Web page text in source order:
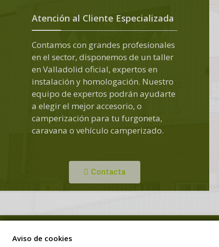
Atención al Cliente Especializada
Contamos con grandes profesionales
en el sector, disponemos de un taller
en Valladolid oficial, expertos en
instalación y homologación. Nuestro
equipo de expertos podrán ayudarte
a elegir el mejor accesorio, o
camperización para tu furgoneta,
caravana o vehículo camperizado.
Contacta
Aviso de cookies